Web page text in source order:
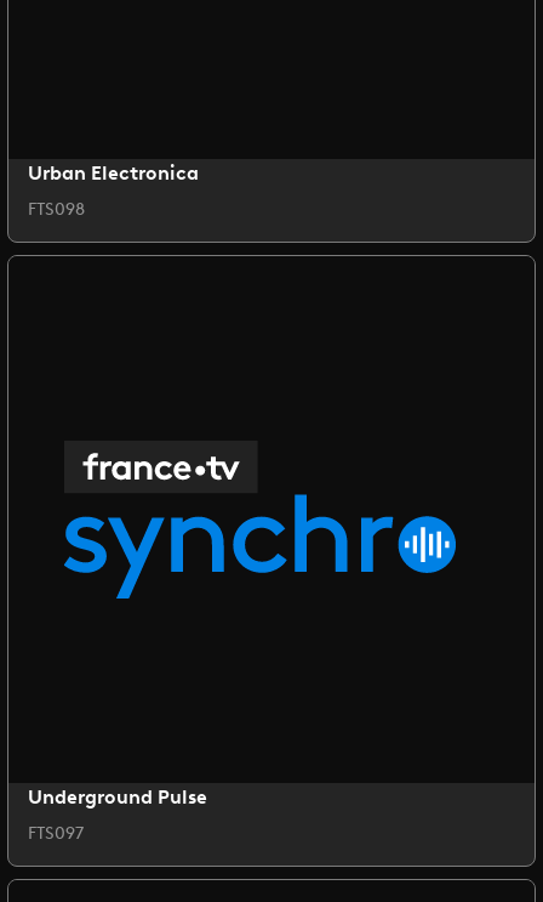
Urban Electronica
FTS098
Underground Pulse
FTS097